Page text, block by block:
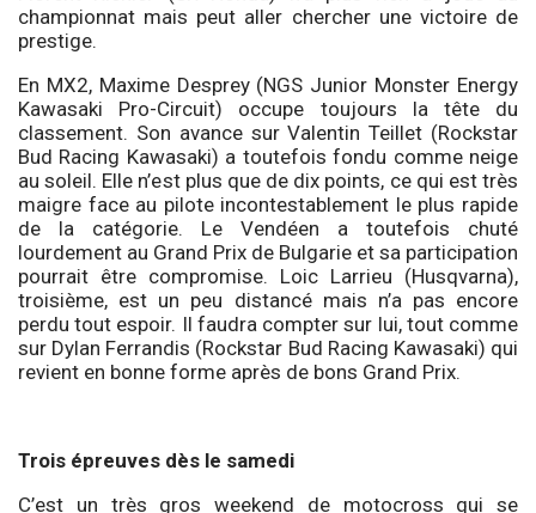
championnat mais peut aller chercher une victoire de
prestige.
En MX2, Maxime Desprey (NGS Junior Monster Energy
Kawasaki Pro-Circuit) occupe toujours la tête du
classement. Son avance sur Valentin Teillet (Rockstar
Bud Racing Kawasaki) a toutefois fondu comme neige
au soleil. Elle n’est plus que de dix points, ce qui est très
maigre face au pilote incontestablement le plus rapide
de la catégorie. Le Vendéen a toutefois chuté
lourdement au Grand Prix de Bulgarie et sa participation
pourrait être compromise. Loic Larrieu (Husqvarna),
troisième, est un peu distancé mais n’a pas encore
perdu tout espoir. Il faudra compter sur lui, tout comme
sur Dylan Ferrandis (Rockstar Bud Racing Kawasaki) qui
revient en bonne forme après de bons Grand Prix.
Trois épreuves dès le samedi
C’est un très gros weekend de motocross qui se